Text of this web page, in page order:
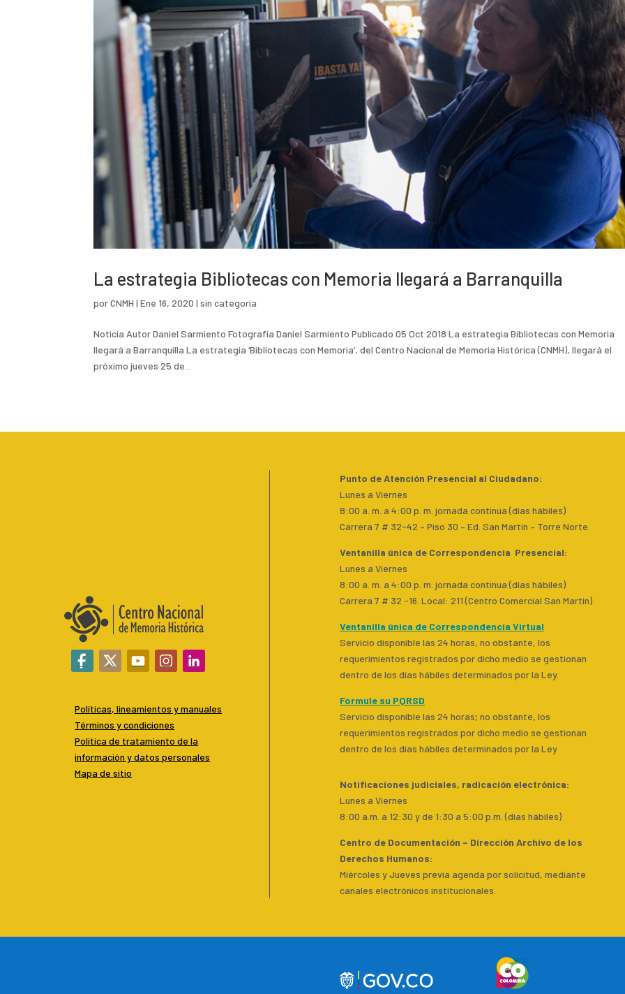
La estrategia Bibliotecas con Memoria llegará a Barranquilla
porCNMH |Ene 16, 2020 |sin categoria
Noticia Autor Daniel Sarmiento Fotografía Daniel Sarmiento Publicado 05 Oct 2018 La estrategia Bibliotecas con Memoria
llegará a Barranquilla La estrategia ‘Bibliotecas con Memoria’, del Centro Nacional de Memoria Histórica (CNMH), llegará el
próximo jueves 25 de...
Políticas, lineamientos y manuales
Términos y condiciones
Política de tratamiento de la
información y datos personales
Mapa de sitio
Punto de Atención Presencial al Ciudadano:
Lunes a Viernes
8:00 a. m. a 4:00 p. m. jornada continua (días hábiles)
Carrera 7 # 32-42 – Piso 30 – Ed. San Martín – Torre Norte.
Ventanilla única de Correspondencia Presencial:
Lunes a Viernes
8:00 a. m. a 4:00 p. m. jornada continua (días hábiles)
Carrera 7 # 32 -16. Local: 211 (Centro Comercial San Martin)
Ventanilla única de Correspondencia Virtual
Servicio disponible las 24 horas, no obstante, los
requerimientos registrados por dicho medio se gestionan
dentro de los días hábiles determinados por la Ley.
Formule su PQRSD
Servicio disponible las 24 horas; no obstante, los
requerimientos registrados por dicho medio se gestionan
dentro de los días hábiles determinados por la Ley
Notificaciones judiciales, radicación electrónica:
Lunes a Viernes
8:00 a.m. a 12:30 y de 1:30 a 5:00 p.m. (días hábiles)
Centro de Documentación – Dirección Archivo de los
Derechos Humanos:
Miércoles y Jueves previa agenda por solicitud, mediante
canales electrónicos institucionales.